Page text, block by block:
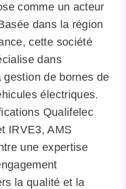
comme un acteur
dans la région
cette société
dans
gestion de bornes de
électriques.
Qualifelec
IRVE3, AMS
une expertise
la qualité et la